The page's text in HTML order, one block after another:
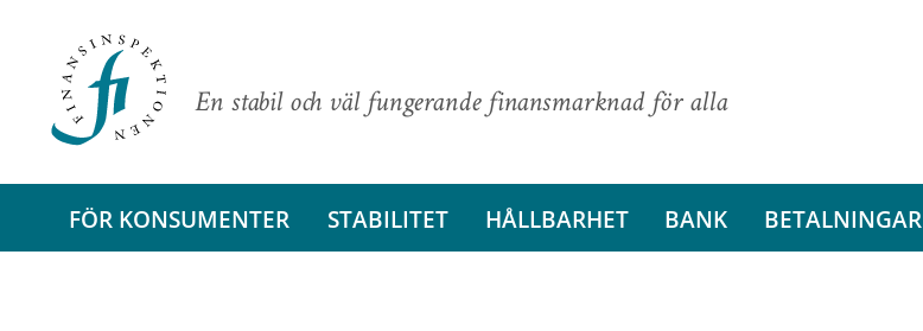
En stabil och väl fungerande finansmarknad för alla
FÖR KONSUMENTER STABILITET HÅLLBARHET BANK BETALNINGAR